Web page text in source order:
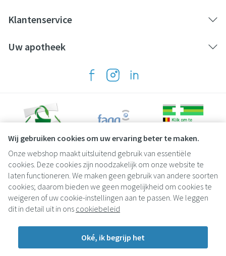
Wij gebruiken cookies om uw ervaring beter te maken.
Onze webshop maakt uitsluitend gebruik van essentiële
cookies. Deze cookies zijn noodzakelijk om onze website te
laten functioneren. We maken geen gebruik van andere soorten
cookies; daarom bieden we geen mogelijkheid om cookies te
weigeren of uw cookie-instellingen aan te passen. We leggen
dit in detail uit in ons cookiebeleid
Oké, ik begrijp het
Klantenservice
Uw apotheek
Juridische links